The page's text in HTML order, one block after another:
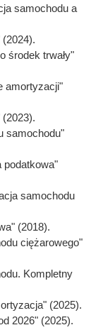
samochodu a
środek trwały"
amortyzacji"
samochodu"
podatkowa"
samochodu
(2018).
ciężarowego"
Kompletny
(2025).
2026" (2025).